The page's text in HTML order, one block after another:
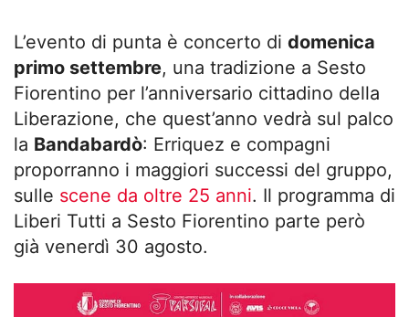
L’evento di punta è concerto di domenica
primo settembre, una tradizione a Sesto
Fiorentino per l’anniversario cittadino della
Liberazione, che quest’anno vedrà sul palco
la Bandabardò: Erriquez e compagni
proporranno i maggiori successi del gruppo,
sulle scene da oltre 25 anni. Il programma di
Liberi Tutti a Sesto Fiorentino parte però
già venerdì 30 agosto.